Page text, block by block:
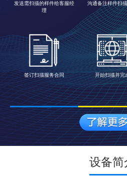
发送需扫描的样件给客服经
理
沟通备注样件扫
签订扫描服务合同 开始扫描并完
设备简